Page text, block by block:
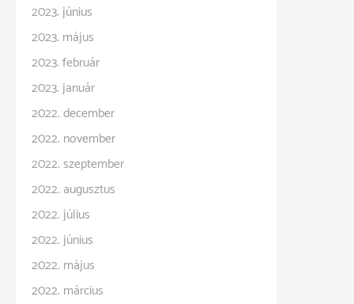
2023. június
2023. május
2023. február
2023. január
2022. december
2022. november
2022. szeptember
2022. augusztus
2022. július
2022. június
2022. május
2022. március